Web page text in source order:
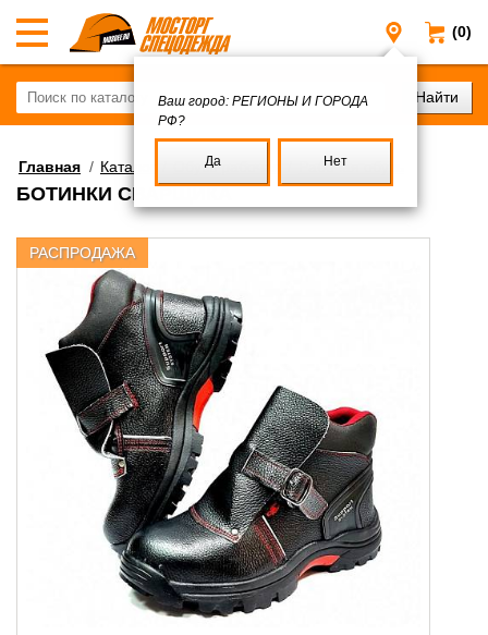
(0)
Регионы
Ваш город: РЕГИОНЫ И ГОРОДА
РФ?
Да Нет
Главная / Каталог Обувь рабочая Рабочая обувь
БОТИНКИ СВАРЩИКА
РАСПРОДАЖА